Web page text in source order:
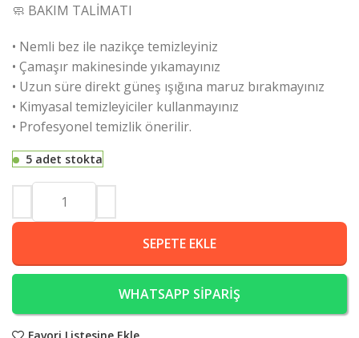
🧼 BAKIM TALİMATI
• Nemli bez ile nazikçe temizleyiniz
• Çamaşır makinesinde yıkamayınız
• Uzun süre direkt güneş ışığına maruz bırakmayınız
• Kimyasal temizleyiciler kullanmayınız
• Profesyonel temizlik önerilir.
5 adet stokta
SEPETE EKLE
WHATSAPP SİPARİŞ